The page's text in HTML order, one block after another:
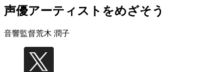
声優アーティストをめざそう
音響監督荒木 潤子